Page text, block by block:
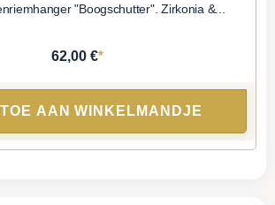
"Boogschutter". Zirkonia &...
62,00 €*
AAN WINKELMANDJE